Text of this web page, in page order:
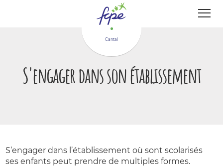
Cantal
S'engager dans son établissement
S’engager dans l’établissement où sont scolarisés
ses enfants peut prendre de multiples formes.
Panneau de gestion des cookies